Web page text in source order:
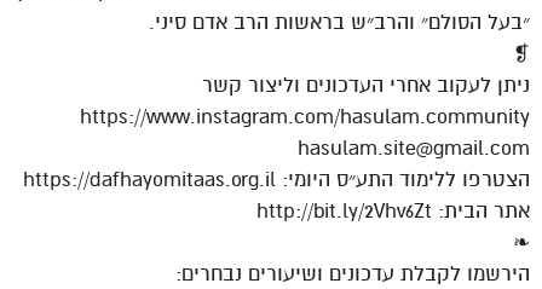
״בעל הסולם״ והרב״ש בראשות הרב אדם סיני.
❡
ניתן לעקוב אחרי העדכונים וליצור קשר
https://www.instagram.com/hasulam.community
hasulam.site@gmail.com
הצטרפו ללימוד התע״ס היומי: https://dafhayomitaas.org.il
אתר הבית: http://bit.ly/2Vhv6Zt
❧
הירשמו לקבלת עדכונים ושיעורים נבחרים: